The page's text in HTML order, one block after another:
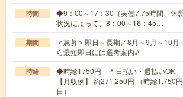
時間
◆9：00～17：30（実働7.75時間、休
状況によって、8：00～16：45…
期間
＜急募＞即日～長期／8月～9月～10月
ら最短即日には選考案内♪
時給
◆時給1750円 ＊日払い・週払いOK
【月収例】 約271,250円 （時給1,750
日）